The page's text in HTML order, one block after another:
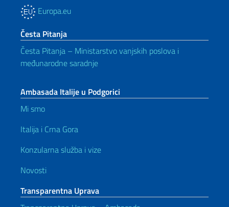
Europa.eu
Česta Pitanja
Česta Pitanja – Ministarstvo vanjskih poslova i
međunarodne saradnje
Ambasada Italije u Podgorici
Mi smo
Italija i Crna Gora
Konzularna služba i vize
Novosti
Transparentna Uprava